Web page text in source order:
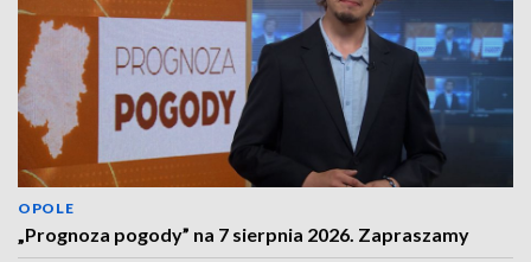
OPOLE
„Prognoza pogody” na 7 sierpnia 2026. Zapraszamy